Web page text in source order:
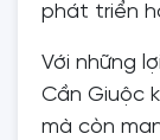
phát triển
Với những
Cần Giuộc
mà còn